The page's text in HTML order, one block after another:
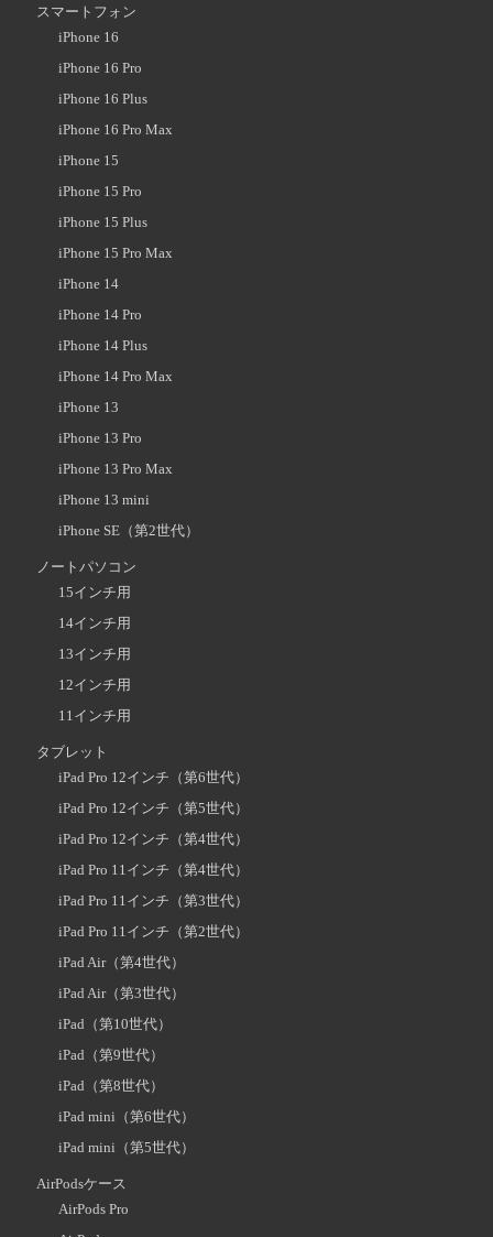
スマートフォン
iPhone 16
iPhone 16 Pro
iPhone 16 Plus
iPhone 16 Pro Max
iPhone 15
iPhone 15 Pro
iPhone 15 Plus
iPhone 15 Pro Max
iPhone 14
iPhone 14 Pro
iPhone 14 Plus
iPhone 14 Pro Max
iPhone 13
iPhone 13 Pro
iPhone 13 Pro Max
iPhone 13 mini
iPhone SE（第2世代）
ノートパソコン
15インチ用
14インチ用
13インチ用
12インチ用
11インチ用
タブレット
iPad Pro 12インチ（第6世代）
iPad Pro 12インチ（第5世代）
iPad Pro 12インチ（第4世代）
iPad Pro 11インチ（第4世代）
iPad Pro 11インチ（第3世代）
iPad Pro 11インチ（第2世代）
iPad Air（第4世代）
iPad Air（第3世代）
iPad（第10世代）
iPad（第9世代）
iPad（第8世代）
iPad mini（第6世代）
iPad mini（第5世代）
AirPodsケース
AirPods Pro